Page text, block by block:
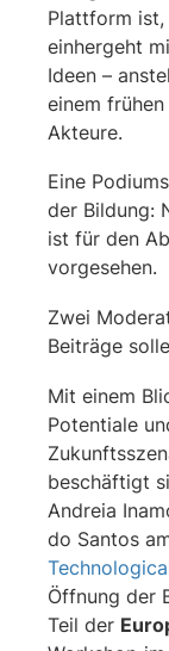
Plattform ist,
einhergeht
Ideen –
einem
Akteure.
Eine
der Bildung:
ist für den
vorgesehen.
Zwei
Beiträge
Mit einem
Potentiale
beschäftigt
Andreia
do Santos
Öffnung der
Teil der